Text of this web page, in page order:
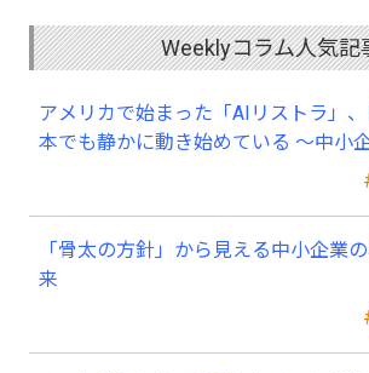
Weeklyコラム人気記
アメリカで始まった「AIリストラ」、
本でも静かに動き始めている ～中小
業経営者が今、見直すべき採用・業
「骨太の方針」から見える中小企業
来